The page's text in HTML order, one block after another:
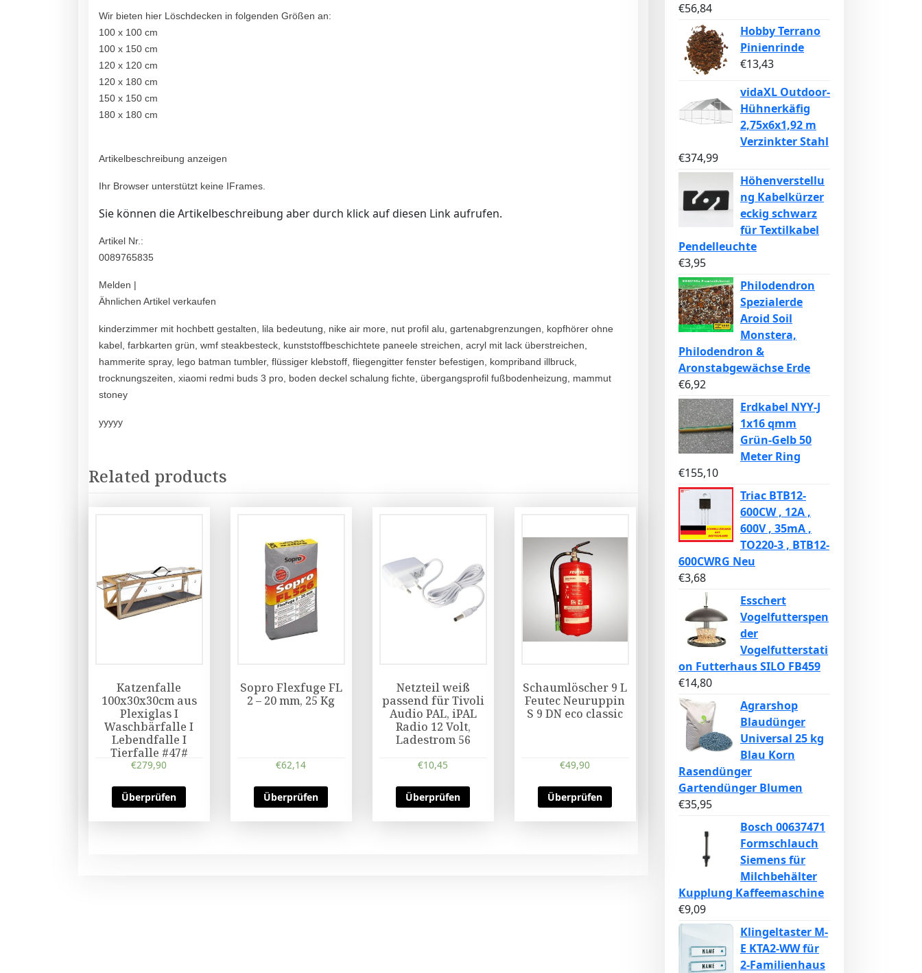
Wir bieten hier Löschdecken in folgenden Größen an:
100 x 100 cm
100 x 150 cm
120 x 120 cm
120 x 180 cm
150 x 150 cm
180 x 180 cm
Artikelbeschreibung anzeigen
Ihr Browser unterstützt keine IFrames.
Sie können die Artikelbeschreibung aber durch klick auf diesen Link aufrufen.
Artikel Nr.:
0089765835
Melden |
Ähnlichen Artikel verkaufen
kinderzimmer mit hochbett gestalten, lila bedeutung, nike air more, nut profil alu, gartenabgrenzungen, kopfhörer ohne
kabel, farbkarten grün, wmf steakbesteck, kunststoffbeschichtete paneele streichen, acryl mit lack überstreichen,
hammerite spray, lego batman tumbler, flüssiger klebstoff, fliegengitter fenster befestigen, kompriband illbruck,
trocknungszeiten, xiaomi redmi buds 3 pro, boden deckel schalung fichte, übergangsprofil fußbodenheizung, mammut
stoney
yyyyy
Related products
Katzenfalle
100x30x30cm aus
Plexiglas I
Waschbärfalle I
Lebendfalle I
Tierfalle #47#
€279,90
Überprüfen
Sopro Flexfuge FL
2 – 20 mm, 25 Kg
€62,14
Überprüfen
Netzteil weiß
passend für Tivoli
Audio PAL, iPAL
Radio 12 Volt,
Ladestrom 56
€10,45
Überprüfen
Schaumlöscher 9 L
Feutec Neuruppin
S 9 DN eco classic
€49,90
Überprüfen
€56,84
Hobby Terrano
Pinienrinde
€13,43
vidaXL Outdoor-
Hühnerkäfig
2,75x6x1,92 m
Verzinkter Stahl
€374,99
Höhenverstellu
ng Kabelkürzer
eckig schwarz
für Textilkabel
Pendelleuchte
€3,95
Philodendron
Spezialerde
Aroid Soil
Monstera,
Philodendron &
Aronstabgewächse Erde
€6,92
Erdkabel NYY-J
1x16 qmm
Grün-Gelb 50
Meter Ring
€155,10
Triac BTB12-
600CW , 12A ,
600V , 35mA ,
TO220-3 , BTB12-
600CWRG Neu
€3,68
Esschert
Vogelfutterspen
der
Vogelfutterstati
on Futterhaus SILO FB459
€14,80
Agrarshop
Blaudünger
Universal 25 kg
Blau Korn
Rasendünger
Gartendünger Blumen
€35,95
Bosch 00637471
Formschlauch
Siemens für
Milchbehälter
Kupplung Kaffeemaschine
€9,09
Klingeltaster M-
E KTA2-WW für
2-Familienhaus